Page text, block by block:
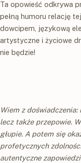
Ta opowieść odkrywa
pełną humoru relację
dowcipem, językową
artystyczne i życiowe
nie będzie!
Wiem z
lecz także przepowie.
głupie. A potem się
profetycznych
autentyczne